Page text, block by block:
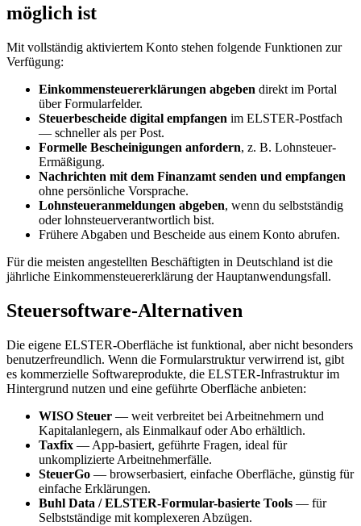
möglich ist
Mit vollständig aktiviertem Konto stehen folgende Funktionen zur
Verfügung:
Einkommensteuererklärungen abgeben direkt im Portal
über Formularfelder.
Steuerbescheide digital empfangen im ELSTER-Postfach
— schneller als per Post.
Formelle Bescheinigungen anfordern, z. B. Lohnsteuer-
Ermäßigung.
Nachrichten mit dem Finanzamt senden und empfangen
ohne persönliche Vorsprache.
Lohnsteueranmeldungen abgeben, wenn du selbstständig
oder lohnsteuerverantwortlich bist.
Frühere Abgaben und Bescheide aus einem Konto abrufen.
Für die meisten angestellten Beschäftigten in Deutschland ist die
jährliche Einkommensteuererklärung der Hauptanwendungsfall.
Steuersoftware-Alternativen
Die eigene ELSTER-Oberfläche ist funktional, aber nicht besonders
benutzerfreundlich. Wenn die Formularstruktur verwirrend ist, gibt
es kommerzielle Softwareprodukte, die ELSTER-Infrastruktur im
Hintergrund nutzen und eine geführte Oberfläche anbieten:
WISO Steuer — weit verbreitet bei Arbeitnehmern und
Kapitalanlegern, als Einmalkauf oder Abo erhältlich.
Taxfix — App-basiert, geführte Fragen, ideal für
unkomplizierte Arbeitnehmerfälle.
SteuerGo — browserbasiert, einfache Oberfläche, günstig für
einfache Erklärungen.
Buhl Data / ELSTER-Formular-basierte Tools — für
Selbstständige mit komplexeren Abzügen.